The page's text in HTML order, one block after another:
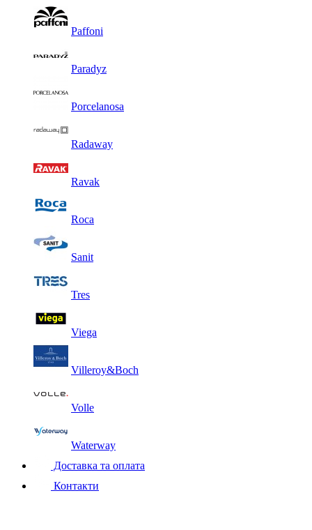
Paffoni
Paradyz
Porcelanosa
Radaway
Ravak
Roca
Sanit
Tres
Viega
Villeroy&Boch
Volle
Waterway
Доставка та оплата
Контакти